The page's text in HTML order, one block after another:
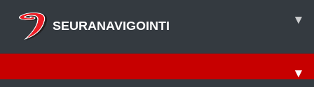
SEURANAVIGOINTI ▾
▾